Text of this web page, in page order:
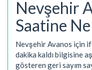
Nevşehir
Saatine
Nevşehir Avanos için
dakika kaldı bilgisine
gösteren geri sayım